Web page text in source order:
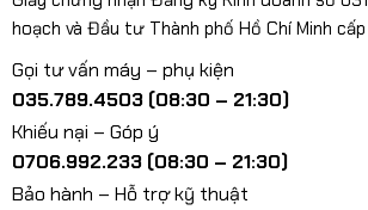
hoạch và Đầu tư Thành phố Hồ Chí Minh
Gọi tư vấn máy – phụ kiện
035.789.4503 (08:30 – 21:30)
Khiếu nại – Góp ý
0706.992.233 (08:30 – 21:30)
Bảo hành – Hỗ trợ kỹ thuật